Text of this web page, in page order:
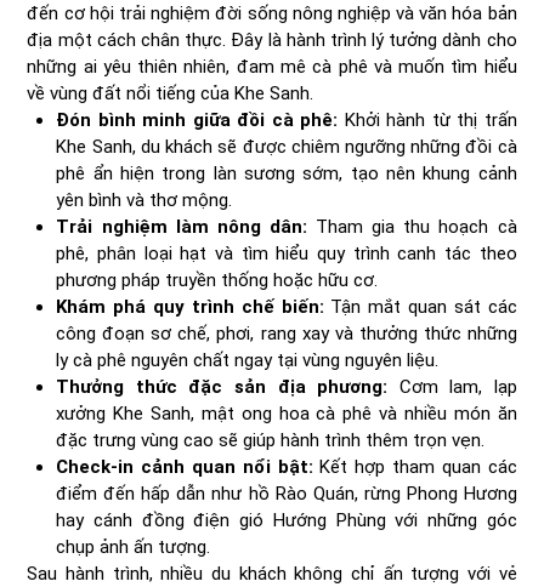
đến cơ hội trải nghiệm đời sống nông nghiệp và văn hóa bản
địa một cách chân thực. Đây là hành trình lý tưởng dành cho
những ai yêu thiên nhiên, đam mê cà phê và muốn tìm hiểu
về vùng đất nổi tiếng của Khe Sanh.
Đón bình minh giữa đồi cà phê: Khởi hành từ thị trấn
Khe Sanh, du khách sẽ được chiêm ngưỡng những đồi cà
phê ẩn hiện trong làn sương sớm, tạo nên khung cảnh
yên bình và thơ mộng.
Trải nghiệm làm nông dân: Tham gia thu hoạch cà
phê, phân loại hạt và tìm hiểu quy trình canh tác theo
phương pháp truyền thống hoặc hữu cơ.
Khám phá quy trình chế biến: Tận mắt quan sát các
công đoạn sơ chế, phơi, rang xay và thưởng thức những
ly cà phê nguyên chất ngay tại vùng nguyên liệu.
Thưởng thức đặc sản địa phương: Cơm lam, lạp
xưởng Khe Sanh, mật ong hoa cà phê và nhiều món ăn
đặc trưng vùng cao sẽ giúp hành trình thêm trọn vẹn.
Check-in cảnh quan nổi bật: Kết hợp tham quan các
điểm đến hấp dẫn như hồ Rào Quán, rừng Phong Hương
hay cánh đồng điện gió Hướng Phùng với những góc
chụp ảnh ấn tượng.
Sau hành trình, nhiều du khách không chỉ ấn tượng với vẻ